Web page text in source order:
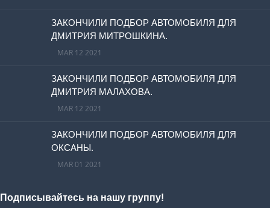
ЗАКОНЧИЛИ ПОДБОР АВТОМОБИЛЯ ДЛЯ
ДМИТРИЯ МИТРОШКИНА.
MAR 12 2021
ЗАКОНЧИЛИ ПОДБОР АВТОМОБИЛЯ ДЛЯ
ДМИТРИЯ МАЛАХОВА.
MAR 12 2021
ЗАКОНЧИЛИ ПОДБОР АВТОМОБИЛЯ ДЛЯ
ОКСАНЫ.
MAR 01 2021
Подписывайтесь на нашу группу!